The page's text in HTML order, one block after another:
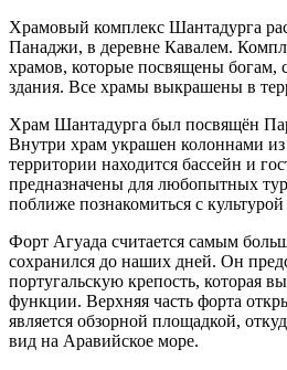
Храмовый комплекс Шантадурга
Панаджи, в деревне Кавалем.
храмов, которые посвящены богам,
здания. Все храмы выкрашены в
Храм Шантадурга был посвящён
Внутри храм украшен колоннами
территории находится бассейн и
предназначены для любопытных
поближе познакомиться с
Форт Агуада считается самым
сохранился до наших дней. Он
португальскую крепость, которая
функции. Верхняя часть форта
является обзорной площадкой,
вид на Аравийское море.